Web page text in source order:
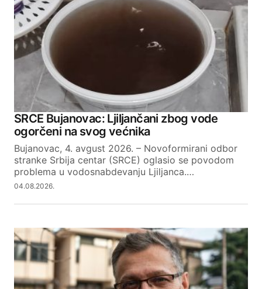
SRCE Bujanovac: Ljiljančani zbog vode
ogorčeni na svog većnika
Bujanovac, 4. avgust 2026. – Novoformirani odbor
stranke Srbija centar (SRCE) oglasio se povodom
problema u vodosnabdevanju Ljiljanca.…
04.08.2026.